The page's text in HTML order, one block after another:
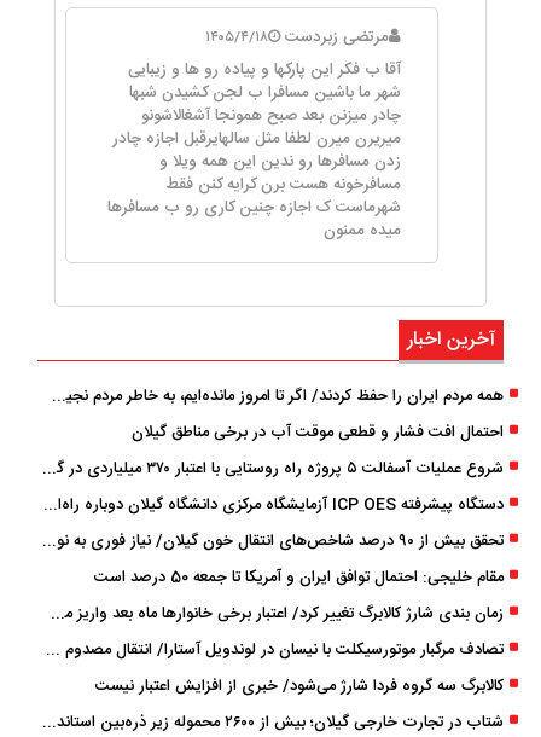
مرتضی زبردست ۱۴۰۵/۴/۱۸
آقا ب فکر این پارکها و پیاده رو ها و زیبایی
شهر ما باشین مسافرا ب لجن کشیدن شبها
چادر میزنن بعد صبح همونجا آشغالاشونو
میریرن میرن لطفا مثل سالهایرقبل اجازه چادر
زدن مسافرها رو ندین این همه ویلا و
مسافرخونه هست برن کرایه کنن فقط
شهرماست ک اجازه چنین کاری رو ب مسافرها
میده ممنون
آخرین اخبار
همه مردم ایران را حفظ کردند/ اگر تا امروز مانده‌ایم، به ‌خاطر مردم نجیب ایران بوده است
احتمال افت فشار و قطعی موقت آب در برخی مناطق گیلان
شروع عملیات آسفالت ۵ پروژه راه ‌روستایی با اعتبار ۳۷۰ میلیاردی در گیلان
دستگاه پیشرفته ICP OES آزمایشگاه مرکزی دانشگاه گیلان دوباره راه‌اندازی شد
تحقق بیش از ۹۰ درصد شاخص‌های انتقال خون گیلان/ نیاز فوری به نوسازی تجهیزات آزمایشگاهی
مقام خلیجی: احتمال توافق ایران و آمریکا تا جمعه 50 درصد است
زمان ‌بندی شارژ کالابرگ تغییر کرد/ اعتبار برخی خانوارها ماه بعد واریز می‌شود
تصادف مرگبار موتورسیکلت با نیسان در لوندویل آستارا/ انتقال مصدوم با اورژانس هوایی به رشت
کالابرگ سه گروه فردا شارژ می‌شود/ خبری از افزایش اعتبار نیست
شتاب در تجارت خارجی گیلان؛ بیش از ۲۶۰۰ محموله زیر ذره‌بین استاندارد